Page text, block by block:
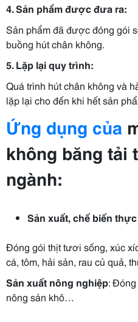
4. Sản phẩm được đưa ra:
Sản phẩm đã được đóng gói
buồng hút chân không.
5. Lặp lại quy trình:
Quá trình hút chân không và
lặp lại cho đến khi hết sản
Ứng dụng của
không băng tải
ngành:
Sản xuất, chế biến
Đóng gói thịt tươi sống, xúc
cá, tôm, hải sản, rau củ quả,
Sản xuất nông nghiệp: Đóng
nông sản khô…